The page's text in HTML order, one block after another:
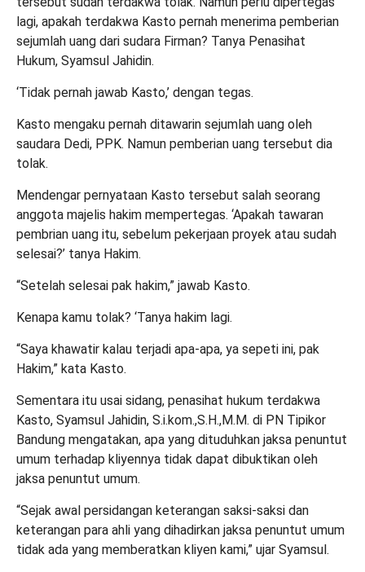
lagi, apakah terdakwa Kasto pernah menerima pemberian
sejumlah uang dari sudara Firman? Tanya Penasihat
Hukum, Syamsul Jahidin.
‘Tidak pernah jawab Kasto,’ dengan tegas.
Kasto mengaku pernah ditawarin sejumlah uang oleh
saudara Dedi, PPK. Namun pemberian uang tersebut dia
tolak.
Mendengar pernyataan Kasto tersebut salah seorang
anggota majelis hakim mempertegas. ‘Apakah tawaran
pembrian uang itu, sebelum pekerjaan proyek atau sudah
selesai?’ tanya Hakim.
“Setelah selesai pak hakim,” jawab Kasto.
Kenapa kamu tolak? ‘Tanya hakim lagi.
“Saya khawatir kalau terjadi apa-apa, ya sepeti ini, pak
Hakim,” kata Kasto.
Sementara itu usai sidang, penasihat hukum terdakwa
Kasto, Syamsul Jahidin, S.i.kom.,S.H.,M.M. di PN Tipikor
Bandung mengatakan, apa yang dituduhkan jaksa penuntut
umum terhadap kliyennya tidak dapat dibuktikan oleh
jaksa penuntut umum.
“Sejak awal persidangan keterangan saksi-saksi dan
keterangan para ahli yang dihadirkan jaksa penuntut umum
tidak ada yang memberatkan kliyen kami,” ujar Syamsul.